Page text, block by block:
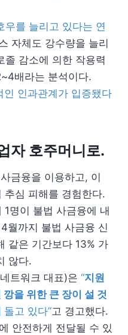
우를 늘리고 있다는 연
자체도 강수량을 늘리
졸 감소에 의한 작용력
배라는 분석이다.
인 인과관계가 입증됐다
자 호주머니로.
금융을 이용하고, 이
추심 피해를 경험한다.
명이 불법 사금융에 내
월까지 불법 사금융 신
같은 기간보다 13% 가
않다.
트워크 대표)은 “지원
을 위한 큰 장이 설 것
돌고 있다”고 경고했다.
안전하게 전달될 수 있